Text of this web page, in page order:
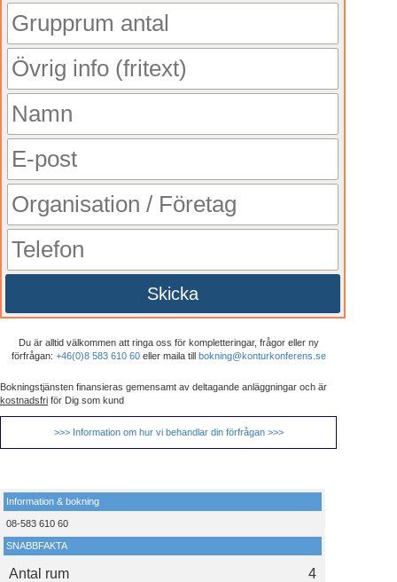
Skicka
Du är alltid välkommen att ringa oss för kompletteringar, frågor eller ny
förfrågan: +46(0)8 583 610 60eller maila till bokning@konturkonferens.se
Bokningstjänsten finansieras gemensamt av deltagande anläggningar och är
kostnadsfri för Dig som kund
>>> Information om hur vi behandlar din förfrågan >>>
Information & bokning
08-583 610 60
SNABBFAKTA
Antal rum
4